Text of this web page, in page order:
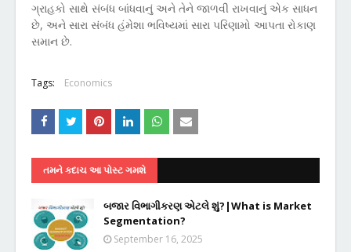
ગ્રાહકો સાથે સંબંધ બાંધવાનું અને તેને જાળવી રાખવાનું એક સાધન
છે, અને સારા સંબંધ હંમેશા ભવિષ્યમાં સારા પરિણામો આપતા રોકાણ
સમાન છે.
Tags: Economics
તમને કદાચ આ પોસ્ટ ગમશે
બજાર વિભાગીકરણ એટલે શું?|What is Market
Segmentation?
September 16, 2025